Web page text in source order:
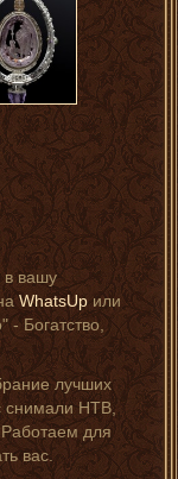
в вашу
WhatsUp или
Богатство,
лучших
снимали НТВ,
для
вас.